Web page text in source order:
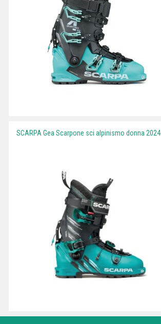
SCARPA Gea Scarpone sci alpinismo donna 2024